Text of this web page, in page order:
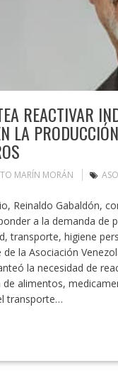
REACTIVAR
LA
MARÍN MORÁN
Reinaldo Gabaldón,
a la demanda
transporte, higiene
de la Asociación
la necesidad de
alimentos,
transporte…